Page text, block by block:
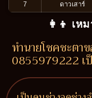
7 ดาวเสาร์
👩‍👦 เห
ทำนายโชคชะตา
0855979222 เ